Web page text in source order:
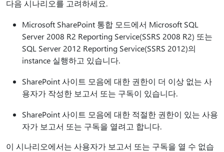
다음 시나리오를 고려하세요.
Microsoft SharePoint 통합 모드에서 Microsoft SQL
Server 2008 R2 Reporting Service(SSRS 2008 R2) 또는
SQL Server 2012 Reporting Service(SSRS 2012)의
instance 실행하고 있습니다.
SharePoint 사이트 모음에 대한 권한이 더 이상 없는 사
용자가 작성한 보고서 또는 구독이 있습니다.
SharePoint 사이트 모음에 대한 적절한 권한이 있는 사용
자가 보고서 또는 구독을 열려고 합니다.
이 시나리오에서는 사용자가 보고서 또는 구독을 열 수 없습